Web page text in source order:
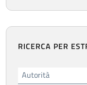
RICERCA PER
Autorità